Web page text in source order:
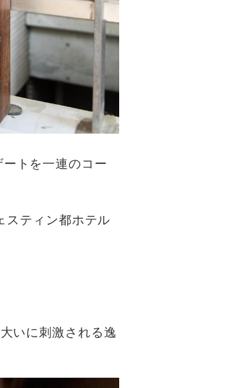
トを一連のコー
スティン都ホテル
いに刺激される逸